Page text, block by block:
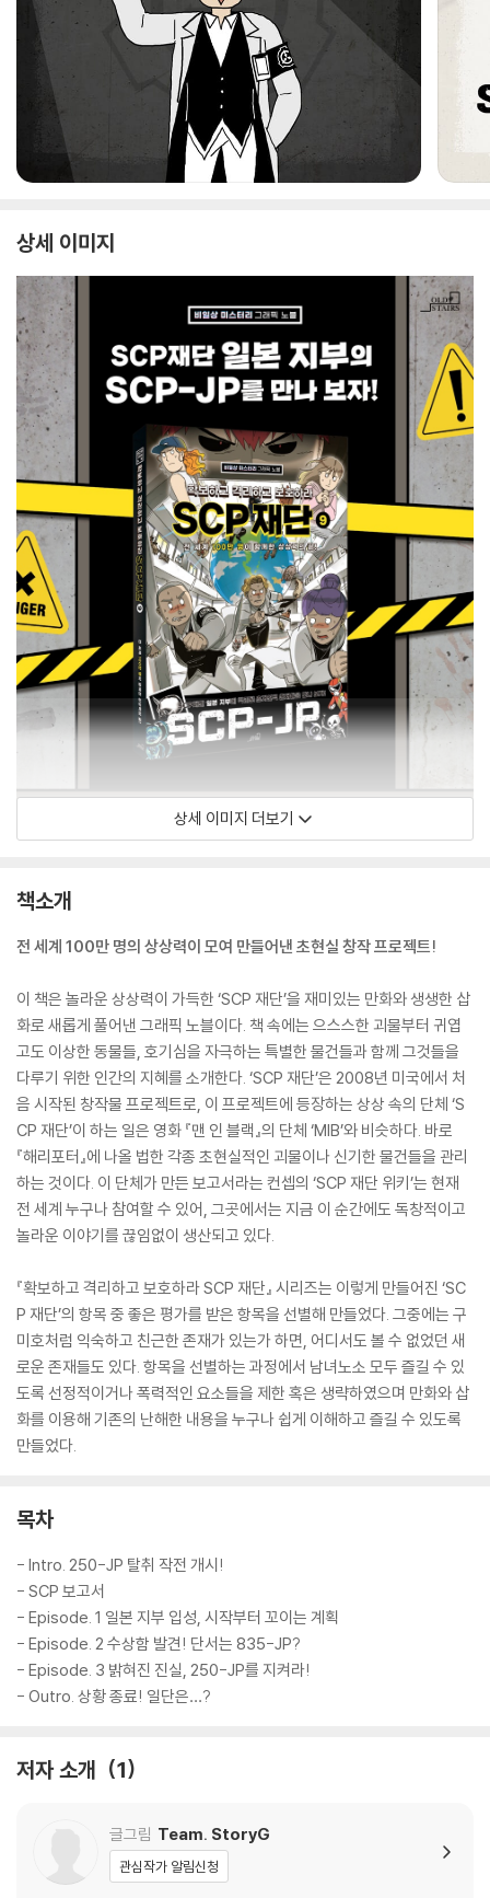
상세 이미지
상세 이미지 더보기
책소개
전 세계 100만 명의 상상력이 모여 만들어낸 초현실 창작 프로젝트!
이 책은 놀라운 상상력이 가득한 ‘SCP 재단’을 재미있는 만화와 생생한 삽
화로 새롭게 풀어낸 그래픽 노블이다. 책 속에는 으스스한 괴물부터 귀엽
고도 이상한 동물들, 호기심을 자극하는 특별한 물건들과 함께 그것들을
다루기 위한 인간의 지혜를 소개한다. ‘SCP 재단’은 2008년 미국에서 처
음 시작된 창작물 프로젝트로, 이 프로젝트에 등장하는 상상 속의 단체 ‘S
CP 재단’이 하는 일은 영화 『맨 인 블랙』의 단체 ‘MIB’와 비슷하다. 바로
『해리포터』에 나올 법한 각종 초현실적인 괴물이나 신기한 물건들을 관리
하는 것이다. 이 단체가 만든 보고서라는 컨셉의 ‘SCP 재단 위키’는 현재
전 세계 누구나 참여할 수 있어, 그곳에서는 지금 이 순간에도 독창적이고
놀라운 이야기를 끊임없이 생산되고 있다.
『확보하고 격리하고 보호하라 SCP 재단』 시리즈는 이렇게 만들어진 ‘SC
P 재단’의 항목 중 좋은 평가를 받은 항목을 선별해 만들었다. 그중에는 구
미호처럼 익숙하고 친근한 존재가 있는가 하면, 어디서도 볼 수 없었던 새
로운 존재들도 있다. 항목을 선별하는 과정에서 남녀노소 모두 즐길 수 있
도록 선정적이거나 폭력적인 요소들을 제한 혹은 생략하였으며 만화와 삽
화를 이용해 기존의 난해한 내용을 누구나 쉽게 이해하고 즐길 수 있도록
만들었다.
목차
- Intro. 250-JP 탈취 작전 개시!
- SCP 보고서
- Episode. 1 일본 지부 입성, 시작부터 꼬이는 계획
- Episode. 2 수상함 발견! 단서는 835-JP?
- Episode. 3 밝혀진 진실, 250-JP를 지켜라!
- Outro. 상황 종료! 일단은…?
저자 소개 1
글그림 Team. StoryG
관심작가 알림신청